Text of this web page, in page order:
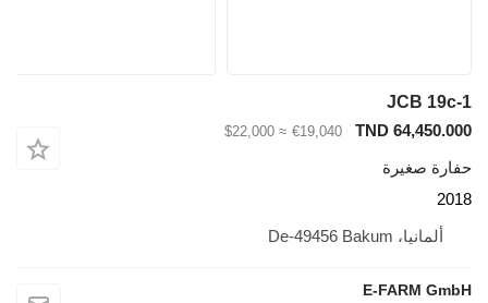
JCB 19c-
TND
€19,040
≈ $22,000
صغيرة
ألمانيا، De-49456 Bakum
E-FARM